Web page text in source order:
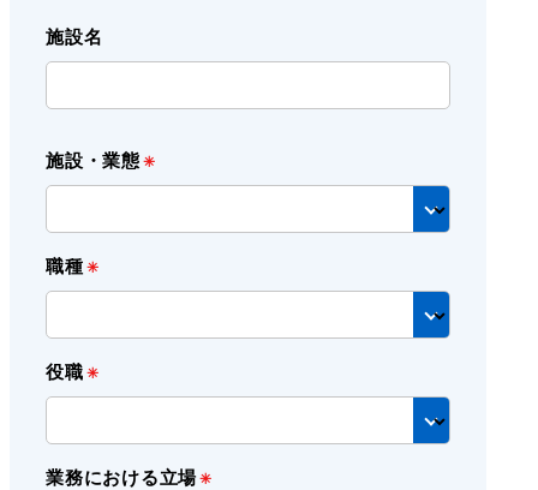
施設名
施設・業態
職種
役職
業務における立場